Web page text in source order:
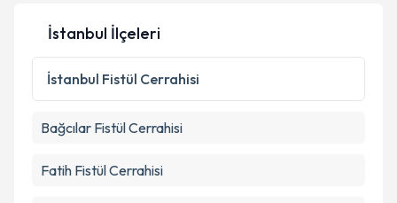
Kişisel verilerimin işlenmesine ilişkin
Metni'ni okudum ve kişisel verilerimin belirtilen
kapsamda işlenmesini kabul ediyorum.
Takvim Talebini Gönder
İstanbul İlçeleri
İstanbul Fistül Cerrahisi
Bağcılar Fistül Cerrahisi
Fatih Fistül Cerrahisi